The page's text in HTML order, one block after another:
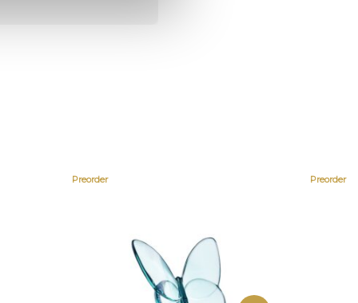
Preorder Preorder